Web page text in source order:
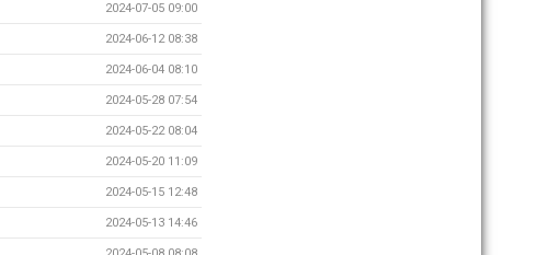
2024-07-05 09:00
2024-06-12 08:38
2024-06-04 08:10
2024-05-28 07:54
2024-05-22 08:04
2024-05-20 11:09
2024-05-15 12:48
2024-05-13 14:46